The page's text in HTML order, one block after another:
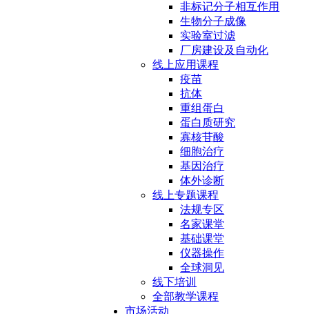
非标记分子相互作用
生物分子成像
实验室过滤
厂房建设及自动化
线上应用课程
疫苗
抗体
重组蛋白
蛋白质研究
寡核苷酸
细胞治疗
基因治疗
体外诊断
线上专题课程
法规专区
名家课堂
基础课堂
仪器操作
全球洞见
线下培训
全部教学课程
市场活动